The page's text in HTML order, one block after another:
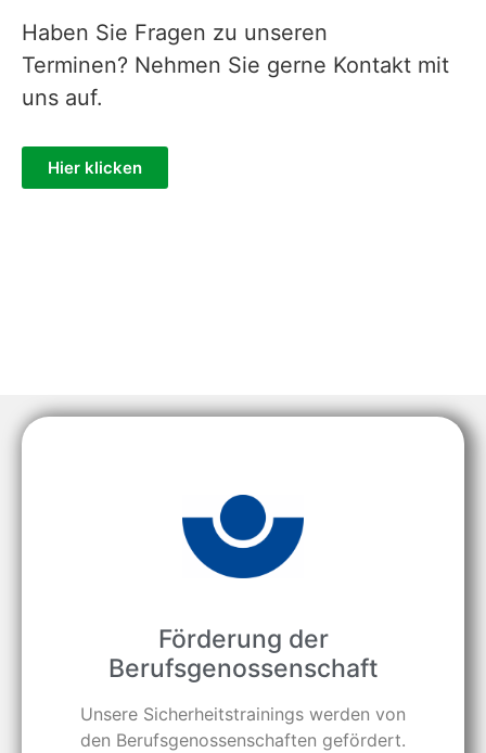
Haben Sie Fragen zu unseren
Terminen? Nehmen Sie gerne Kontakt mit
uns auf.
Hier klicken
Förderung der
Berufsgenossenschaft
Unsere Sicherheitstrainings werden von
den Berufsgenossenschaften gefördert.